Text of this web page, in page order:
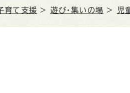
育て支援 > 遊び・集いの場 > 児